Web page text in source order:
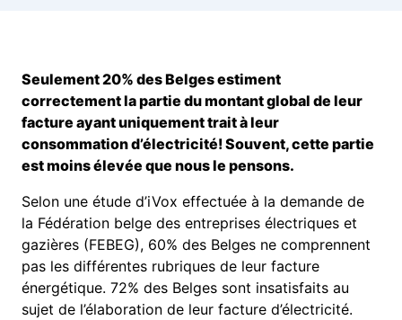
Seulement 20% des Belges estiment
correctement la partie du montant global de leur
facture ayant uniquement trait à leur
consommation d’électricité! Souvent, cette partie
est moins élevée que nous le pensons.
Selon une étude d’iVox effectuée à la demande de
la Fédération belge des entreprises électriques et
gazières (FEBEG), 60% des Belges ne comprennent
pas les différentes rubriques de leur facture
énergétique. 72% des Belges sont insatisfaits au
sujet de l’élaboration de leur facture d’électricité.